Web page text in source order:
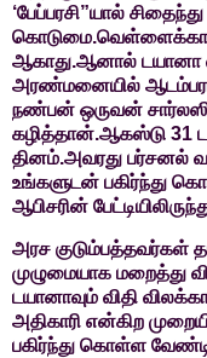
‘பேப்பரசி”யால்
ஆகாது.ஆனால் டயானா
அரண்மனையில்
நண்பன் ஒருவன் சார்லஸின்
கழித்தான்.ஆகஸ்டு 31
தினம்.அவரது பர்சனல்
உங்களுடன் பகிர்ந்து
ஆபிசரின்
அரச
முழுமையாக மறைத்து
டயானாவும் விதி
அதிகாரி என்கிற
பகிர்ந்து கொள்ள